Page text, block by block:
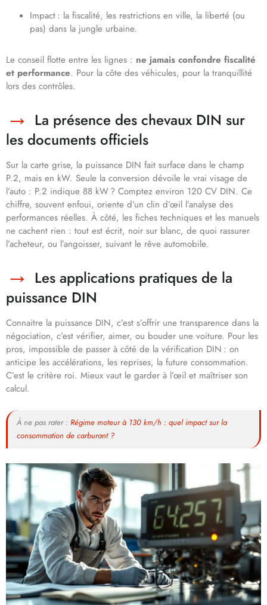
Impact : la fiscalité, les restrictions en ville, la liberté (ou
pas) dans la jungle urbaine.
Le conseil flotte entre les lignes : ne jamais confondre fiscalité
et performance. Pour la côte des véhicules, pour la tranquillité
lors des contrôles.
La présence des chevaux DIN sur
les documents officiels
Sur la carte grise, la puissance DIN fait surface dans le champ
P.2, mais en kW. Seule la conversion dévoile le vrai visage de
l’auto : P.2 indique 88 kW ? Comptez environ 120 CV DIN. Ce
chiffre, souvent enfoui, oriente d’un clin d’œil l’analyse des
performances réelles. À côté, les fiches techniques et les manuels
ne cachent rien : tout est écrit, noir sur blanc, de quoi rassurer
l’acheteur, ou l’angoisser, suivant le rêve automobile.
Les applications pratiques de la
puissance DIN
Connaitre la puissance DIN, c’est s’offrir une transparence dans la
négociation, c’est vérifier, aimer, ou bouder une voiture. Pour les
pros, impossible de passer à côté de la vérification DIN : on
anticipe les accélérations, les reprises, la future consommation.
C’est le critère roi. Mieux vaut le garder à l’œil et maîtriser son
calcul.
À ne pas rater : Régime moteur à 130 km/h : quel impact sur la
consommation de carburant ?